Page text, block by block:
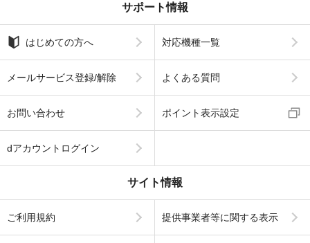
サポート情報
はじめての方へ 対応機種一覧
メールサービス登録/解除 よくある質問
お問い合わせ ポイント表示設定
dアカウントログイン
サイト情報
ご利用規約 提供事業者等に関する表示